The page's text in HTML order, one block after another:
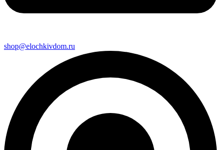
shop@elochkivdom.ru